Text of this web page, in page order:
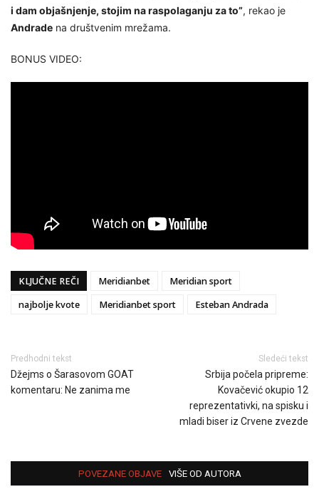
i dam objašnjenje, stojim na raspolaganju za to”, rekao je
Andrade na društvenim mrežama.
BONUS VIDEO:
KLJUČNE REČI Meridianbet
Meridian sport
najbolje kvote
Meridianbet sport Esteban Andrada
Predhodni tekst
Džejms o Šarasovom GOAT
komentaru: Ne zanima me
Sledeći tekst
Srbija počela pripreme:
Kovačević okupio 12
reprezentativki, na spisku i
mladi biser iz Crvene zvezde
POVEZANE OBJAVE VIŠE OD AUTORA